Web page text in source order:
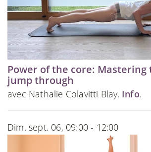
Power of the core: Mastering
jump through
avec Nathalie Colavitti Blay. Info.
Dim. sept. 06, 09:00 - 12:00